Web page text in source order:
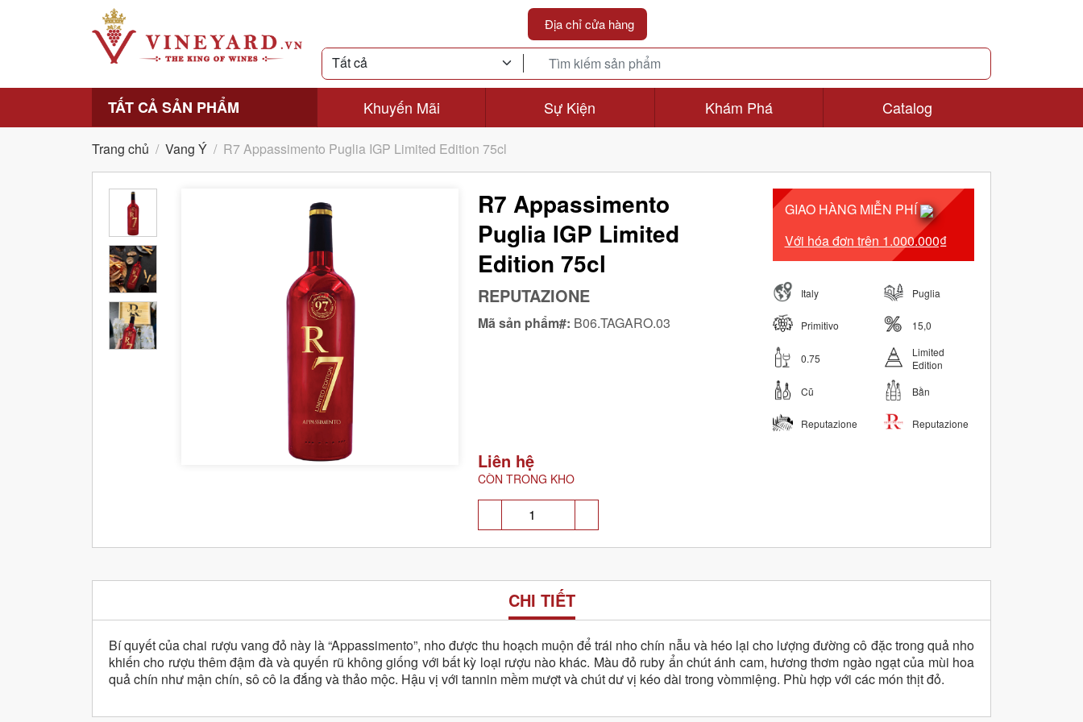
Địa chỉ cửa hàng
TẤT CẢ SẢN PHẨM Khuyến Mãi Sự Kiện Khám Phá Catalog
Trang chủ / Vang Ý / R7 Appassimento Puglia IGP Limited Edition 75cl
R7 Appassimento
Puglia IGP Limited
Edition 75cl
REPUTAZIONE
Mã sản phẩm#: B06.TAGARO.03
Liên hệ
CÒN TRONG KHO
GIAO HÀNG MIỄN PHÍ
Với hóa đơn trên 1.000.000₫
Italy Puglia
Primitivo 15,0
0.75
Limited
Edition
Cũ
Bần
Reputazione Reputazione
CHI TIẾT
Bí quyết của chai rượu vang đỏ này là “Appassimento”, nho được thu hoạch muộn để trái nho chín nẫu và héo lại cho lượng đường cô đặc trong quả nho
khiến cho rượu thêm đậm đà và quyến rũ không giống với bất kỳ loại rượu nào khác. Màu đỏ ruby ẩn chút ánh cam, hương thơm ngào ngạt của mùi hoa
quả chín như mận chín, sô cô la đắng và thảo mộc. Hậu vị với tannin mềm mượt và chút dư vị kéo dài trong vòmmiệng. Phù hợp với các món thịt đỏ.